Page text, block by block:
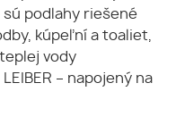
sú podlahy riešené
kúpeľní a toaliet,
vody
– napojený na